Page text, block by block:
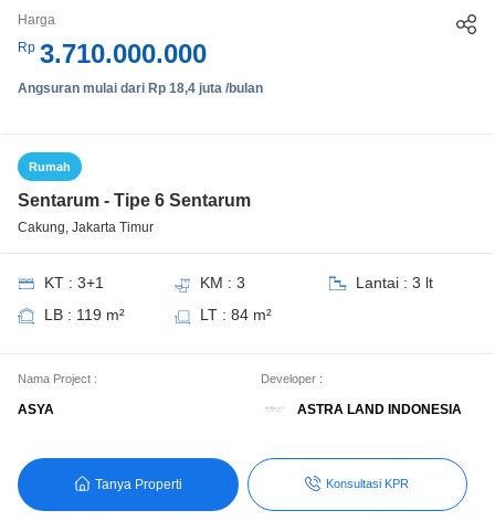
© 2026 PT Bank Central Asia Tbk
Harga
Rp 3.710.000.000
Angsuran mulai dari Rp 18,4 juta /bulan
Rumah
Sentarum - Tipe 6 Sentarum
Cakung, Jakarta Timur
KT : 3+1 KM : 3
Lantai : 3 lt
LB : 119 m²
LT : 84 m²
Nama Project :
ASYA
Developer :
ASTRA LAND INDONESIA
Tanya Properti Konsultasi KPR